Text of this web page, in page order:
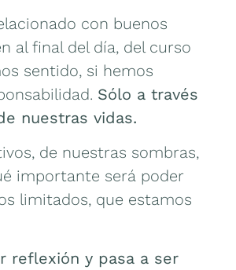
con buenos
al final del día, del curso
sentido, si hemos
Sólo a través
nuestras vidas.
de nuestras sombras,
importante será poder
limitados, que estamos
reflexión y pasa a ser